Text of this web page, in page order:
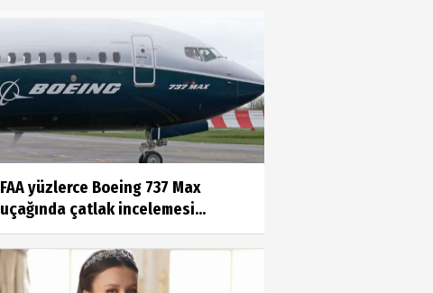
FAA yüzlerce Boeing 737 Max
uçağında çatlak incelemesi...